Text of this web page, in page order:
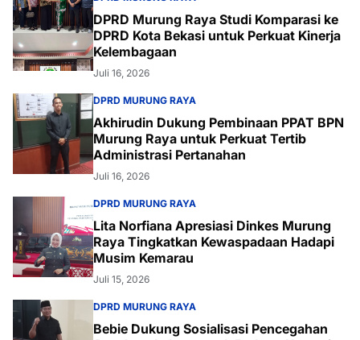
DPRD Murung Raya Studi Komparasi ke
DPRD Kota Bekasi untuk Perkuat Kinerja
Kelembagaan
Juli 16, 2026
DPRD MURUNG RAYA
Akhirudin Dukung Pembinaan PPAT BPN
Murung Raya untuk Perkuat Tertib
Administrasi Pertanahan
Juli 16, 2026
DPRD MURUNG RAYA
Lita Norfiana Apresiasi Dinkes Murung
Raya Tingkatkan Kewaspadaan Hadapi
Musim Kemarau
Juli 15, 2026
DPRD MURUNG RAYA
Bebie Dukung Sosialisasi Pencegahan